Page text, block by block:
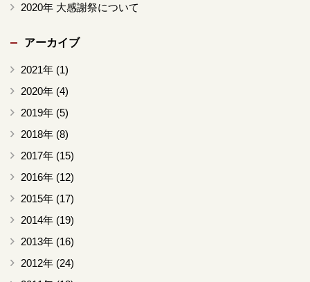
2020年 大感謝祭について
アーカイブ
2021年 (1)
2020年 (4)
2019年 (5)
2018年 (8)
2017年 (15)
2016年 (12)
2015年 (17)
2014年 (19)
2013年 (16)
2012年 (24)